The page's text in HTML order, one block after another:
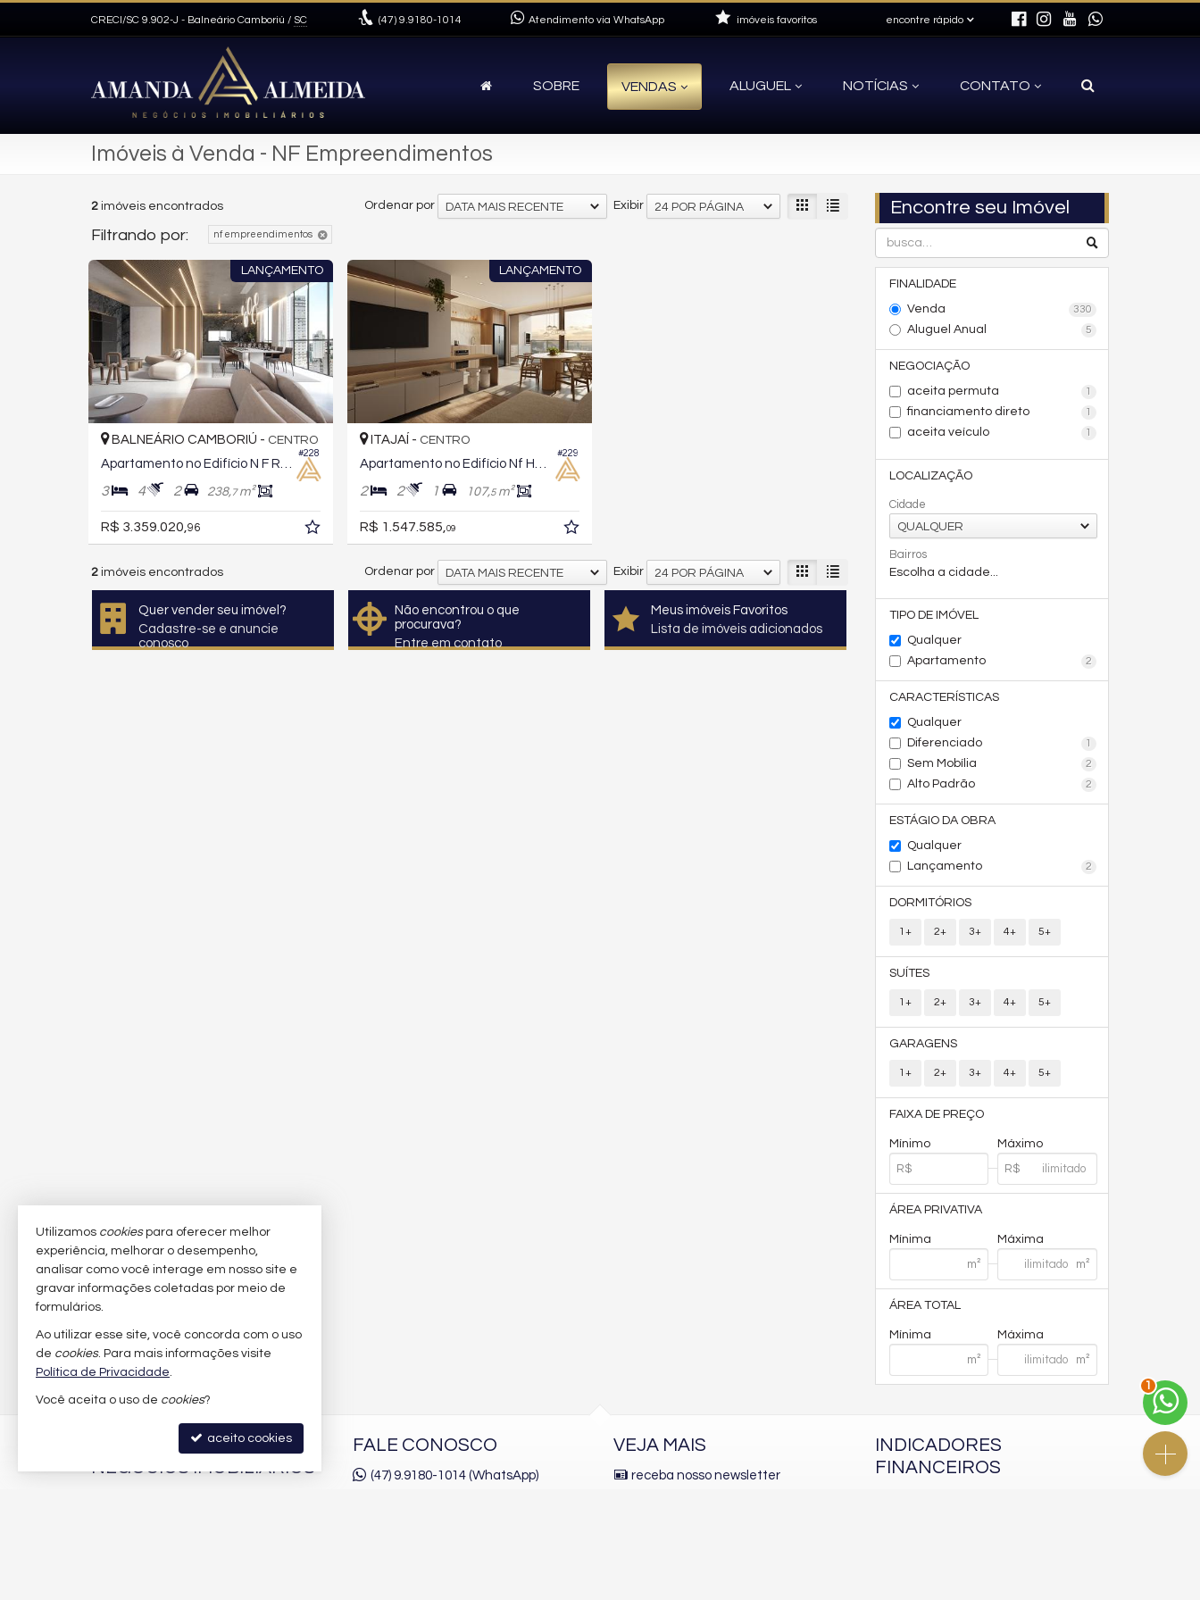
CRECI/SC 9.902-J - Balneário Camboriú / SC (47) 9.9180-1014 Atendimento via WhatsApp encontre rápido
imóveis favoritos
SOBRE VENDAS ALUGUEL NOTÍCIAS CONTATO
Imóveis à Venda - NF Empreendimentos
Encontre seu Imóvel
FINALIDADE
Venda
330
Aluguel Anual 5
NEGOCIAÇÃO
aceita permuta
1
financiamento direto 1
aceita veículo 1
LOCALIZAÇÃO
Cidade
QUALQUER
Bairros
Escolha a cidade...
TIPO DE IMÓVEL
Qualquer
Apartamento
2
CARACTERÍSTICAS
Qualquer
Diferenciado
1
Sem Mobília 2
Alto Padrão 2
ESTÁGIO DA OBRA
Qualquer
Lançamento
2
DORMITÓRIOS
1+ 2+ 3+ 4+ 5+
SUÍTES
1+ 2+ 3+ 4+ 5+
GARAGENS
1+ 2+ 3+ 4+ 5+
FAIXA DE PREÇO
Mínimo Máximo
ÁREA PRIVATIVA
Mínima Máxima
ÁREA TOTAL
Mínima Máxima
2 imóveis encontrados Exibir 24 POR PÁGINA
Ordenar por DATA MAIS RECENTE
Filtrando por: nf empreendimentos
LANÇAMENTO
#228
BALNEÁRIO CAMBORIÚ - CENTRO
3 4 2 238,7m²
R$ 3.359.020, 96
LANÇAMENTO
#229
ITAJAÍ - CENTRO
2 2 1 107,5m²
R$ 1.547.585, 09
2 imóveis encontrados Exibir 24 POR PÁGINA
Ordenar por DATA MAIS RECENTE
Quer vender seu imóvel?
Cadastre-se e anuncie
conosco
Não encontrou o que
procurava?
Entre em contato
Meus imóveis Favoritos
Lista de imóveis adicionados
AMANDA ALMEIDA
NEGÓCIOS IMOBILIÁRIOS
FALE CONOSCO
(47) 9.9180-1014 (WhatsApp)
VEJA MAIS
receba nosso newsletter
INDICADORES
FINANCEIROS
2
Utilizamos cookiespara oferecer melhor
experiência, melhorar o desempenho,
analisar como você interage em nosso site e
gravar informações coletadas por meio de
formulários.
Ao utilizar esse site, você concorda com o uso
de cookies. Para mais informações visite
Política de Privacidade.
Você aceita o uso de cookies?
aceito cookies